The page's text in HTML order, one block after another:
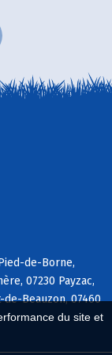
du site et
de-Borne,
07230 Payzac,
Beauzon, 07460